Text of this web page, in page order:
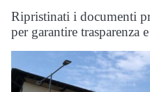
Ripristinati i documenti
per garantire trasparenza